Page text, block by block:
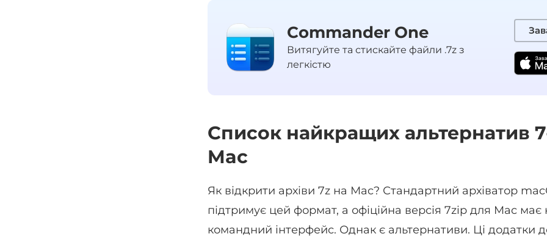
Commander One
Витягуйте та стискайте файли .7z з
легкістю
Список найкращих альтернатив
Mac
Як відкрити архіви 7z на Mac? Стандартний архіватор
підтримує цей формат, а офіційна версія 7zip для Mac
командний інтерфейс. Однак є альтернативи. Ці додатки